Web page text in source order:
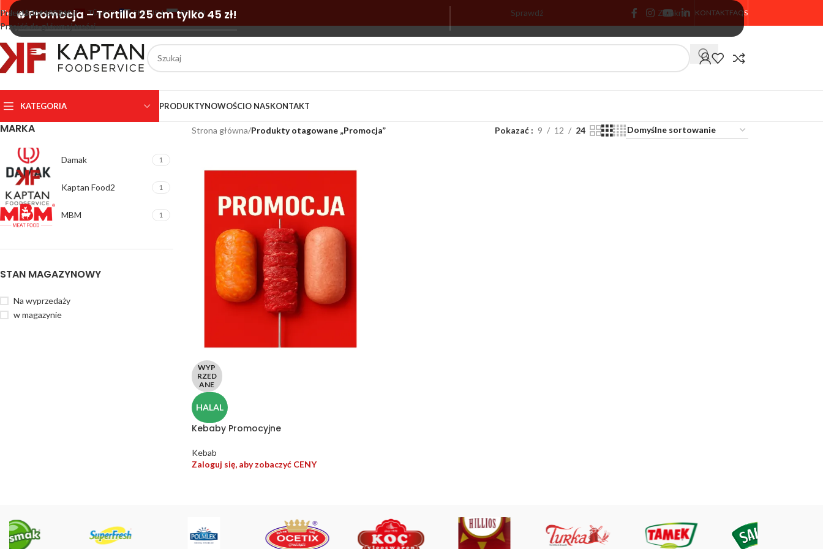
Przejdź do nawigacji
Przejdź do głównej treści
🔥 Promocja – Tortilla 25 cm tylko 45 zł! Sprawdź Zamknij
Tel: +48 516 135 340 TÜRKÇE ENGLISH POLSKI KONTAKTFAQS
KATEGORIA PRODUKTYNOWOŚCIO NASKONTAKT
MARKA
Damak 1
Kaptan Food2 1
MBM 1
STAN MAGAZYNOWY
Na wyprzedaży
w magazynie
Strona główna/Produkty otagowane „Promocja” Pokazać 9 12 24
WYP
RZED
ANE
HALAL
Kebaby Promocyjne
Kebab
Zaloguj się, aby zobaczyć CENY